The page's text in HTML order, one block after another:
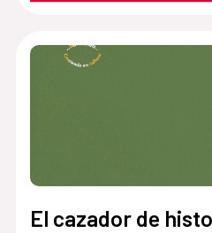
El cazador de